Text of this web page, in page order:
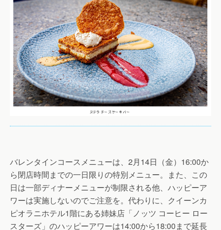
バレンタインコースメニューは、2月14日（金）16:00か
ら閉店時間までの一日限りの特別メニュー。また、この
日は一部ディナーメニューが制限される他、ハッピーア
ワーは実施しないのでご注意を。代わりに、クイーンカ
ピオラニホテル1階にある姉妹店「ノッツ コーヒー ロー
スターズ」のハッピーアワーは14:00から18:00まで延長